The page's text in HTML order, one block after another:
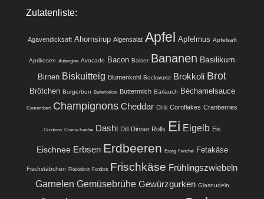
Zutatenliste:
Agavendicksaft Ahornsirup Algensalat Apfel Apfelmus Apfelsaft
Aprikosen Aubergine Avocado Bacon Baiser Bananen Basilikum
Birnen Biskuitteig Blumenkohl Bockwurst Brokkoli Brot
Brötchen Burgerbun Butterkekse Buttermilch Bärlauch Béchamelsauce
Camembert Champignons Cheddar Chili Cornflakes Cranberries
Croûtons Crème fraîche Dashi Dill Dinner Rolls Ei Eigelb Eis
Eischnee Erbsen Erdbeeren Essig Fenchel Fetakäse
Fischstäbchen Fladenbrot Fondant Frischkäse Frühlingszwiebeln
Garnelen Gemüsebrühe Gewürzgurken Glasnudeln